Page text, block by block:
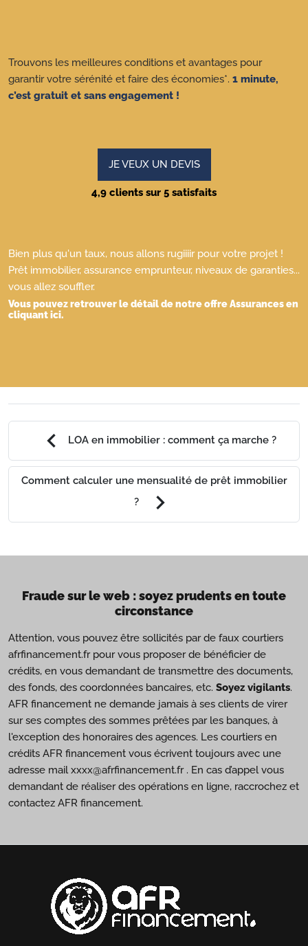
Trouvons les meilleures conditions et avantages pour
garantir votre sérénité et faire des économies*. 1 minute,
c’est gratuit et sans engagement !
JE VEUX UN DEVIS
4,9 clients sur 5 satisfaits
Bien plus qu'un taux, nous allons rugiiiir pour votre projet !
Prêt immobilier, assurance emprunteur, niveaux de garanties...
vous allez souffler.
Vous pouvez retrouver le détail de notre offre Assurances en
cliquantici.
chevron_left LOA en immobilier : comment ça marche ?
Comment calculer une mensualité de prêt immobilier
?
chevron_right
Fraude sur le web : soyez prudents en toute
circonstance
Attention, vous pouvez être sollicités par de faux courtiers
afrfinancement.fr pour vous proposer de bénéficier de
crédits, en vous demandant de transmettre des documents,
des fonds, des coordonnées bancaires, etc. Soyez vigilants.
AFR financement ne demande jamais à ses clients de virer
sur ses comptes des sommes prêtées par les banques, à
l'exception des honoraires des agences. Les courtiers en
crédits AFR financement vous écrivent toujours avec une
adresse mail xxxx@afrfinancement.fr . En cas d’appel vous
demandant de réaliser des opérations en ligne, raccrochez et
contactez AFR financement.